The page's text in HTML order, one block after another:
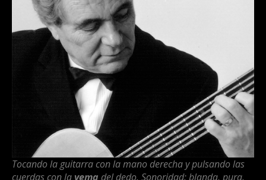
Tocando la guitarra con la mano derecha y pulsando las
cuerdas con la yema del dedo. Sonoridad: blanda, pura,